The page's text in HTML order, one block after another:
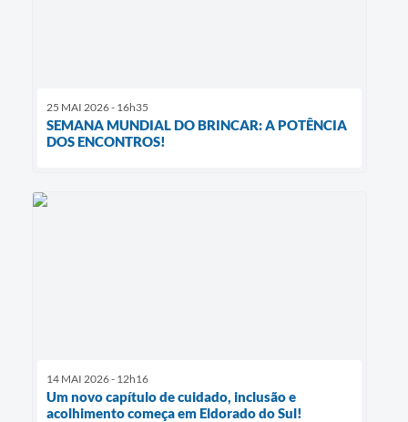
25 MAI 2026 - 16h35
SEMANA MUNDIAL DO BRINCAR: A POTÊNCIA
DOS ENCONTROS!
14 MAI 2026 - 12h16
Um novo capítulo de cuidado, inclusão e
acolhimento começa em Eldorado do Sul!